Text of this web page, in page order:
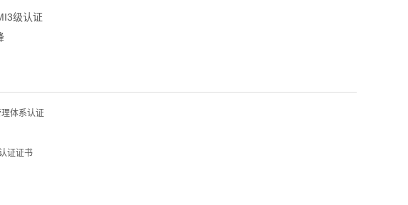
级认证
体系认证
证证书